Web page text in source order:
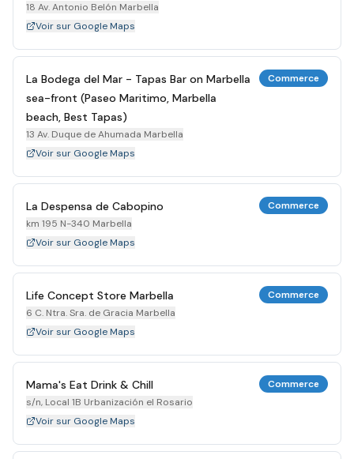
18 Av. Antonio Belón Marbella
Voir sur Google Maps
La Bodega del Mar - Tapas Bar on Marbella
sea-front (Paseo Maritimo, Marbella
beach, Best Tapas)
13 Av. Duque de Ahumada Marbella
Commerce
Voir sur Google Maps
La Despensa de Cabopino
km 195 N-340 Marbella
Commerce
Voir sur Google Maps
Life Concept Store Marbella
6 C. Ntra. Sra. de Gracia Marbella
Commerce
Voir sur Google Maps
Mama's Eat Drink & Chill
s/n, Local 1B Urbanización el Rosario
Commerce
Voir sur Google Maps